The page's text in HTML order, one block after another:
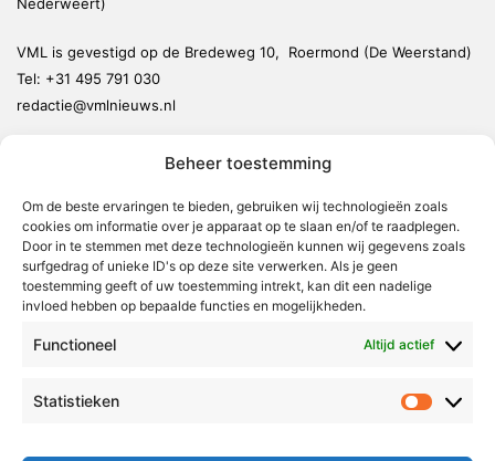
Beheer toestemming
Om de beste ervaringen te bieden, gebruiken wij technologieën zoals
cookies om informatie over je apparaat op te slaan en/of te raadplegen.
Door in te stemmen met deze technologieën kunnen wij gegevens zoals
surfgedrag of unieke ID's op deze site verwerken. Als je geen
toestemming geeft of uw toestemming intrekt, kan dit een nadelige
invloed hebben op bepaalde functies en mogelijkheden.
Functioneel Altijd actief
Statistieken
VML is gevestigd op de Bredeweg 10, Roermond (De Weerstand)
Tel: +31 495 791 030
redactie@vmlnieuws.nl
Leudal
Maasgouw
Echt-Susteren